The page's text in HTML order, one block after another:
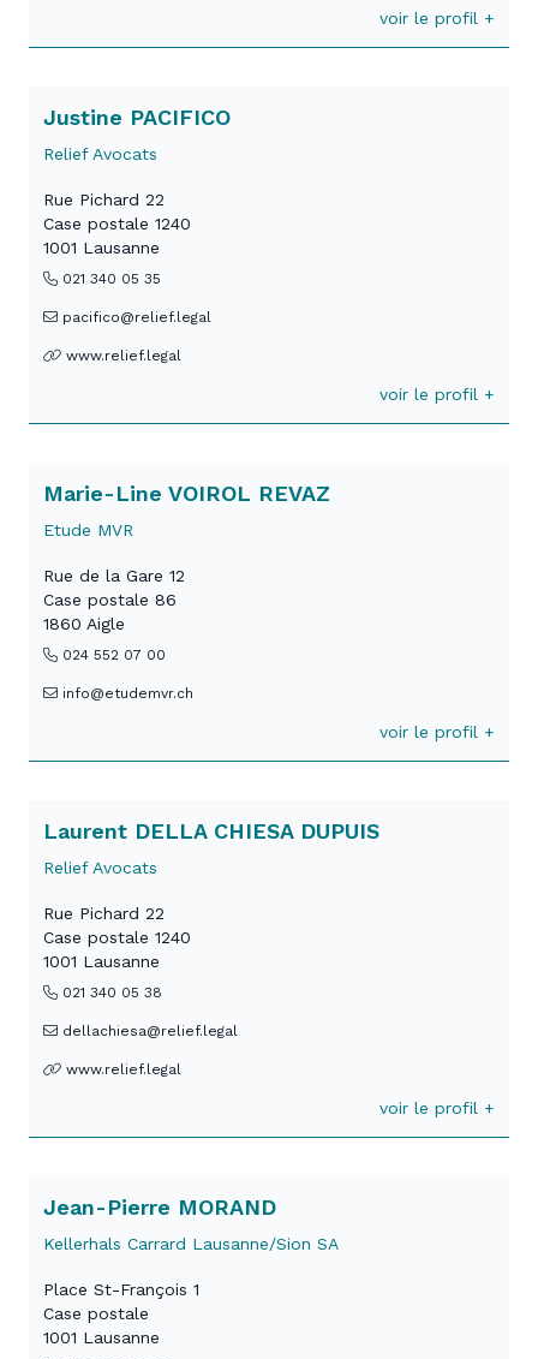
voir le profil +
Justine PACIFICO
Relief Avocats
Rue Pichard 22
Case postale 1240
1001 Lausanne
021 340 05 35
pacifico@relief.legal
www.relief.legal
voir le profil +
Marie-Line VOIROL REVAZ
Etude MVR
Rue de la Gare 12
Case postale 86
1860 Aigle
024 552 07 00
info@etudemvr.ch
voir le profil +
Laurent DELLA CHIESA DUPUIS
Relief Avocats
Rue Pichard 22
Case postale 1240
1001 Lausanne
021 340 05 38
dellachiesa@relief.legal
www.relief.legal
voir le profil +
Jean-Pierre MORAND
Kellerhals Carrard Lausanne/Sion SA
Place St-François 1
Case postale
1001 Lausanne